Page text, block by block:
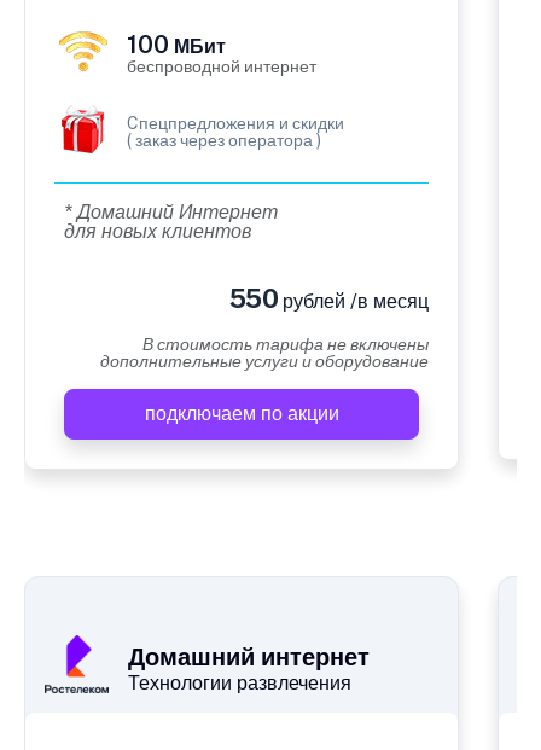
100 МБит
беспроводной интернет
Cпецпредложения и скидки
( заказ через оператора )
* Домашний Интернет
для новых клиентов
550 рублей /в месяц
В стоимость тарифа не включены
дополнительные услуги и оборудование
подключаем по акции
Домашний интернет
Технологии развлечения